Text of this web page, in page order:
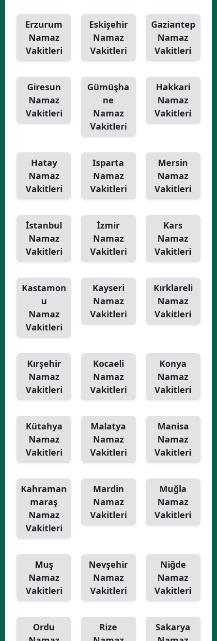
Erzurum
Namaz
Vakitleri
Eskişehir
Namaz
Vakitleri
Gaziantep
Namaz
Vakitleri
Giresun
Namaz
Vakitleri
Gümüşha
ne
Namaz
Vakitleri
Hakkari
Namaz
Vakitleri
Hatay
Namaz
Vakitleri
Isparta
Namaz
Vakitleri
Mersin
Namaz
Vakitleri
İstanbul
Namaz
Vakitleri
İzmir
Namaz
Vakitleri
Kars
Namaz
Vakitleri
Kastamon
u
Namaz
Vakitleri
Kayseri
Namaz
Vakitleri
Kırklareli
Namaz
Vakitleri
Kırşehir
Namaz
Vakitleri
Kocaeli
Namaz
Vakitleri
Konya
Namaz
Vakitleri
Kütahya
Namaz
Vakitleri
Malatya
Namaz
Vakitleri
Manisa
Namaz
Vakitleri
Kahraman
maraş
Namaz
Vakitleri
Mardin
Namaz
Vakitleri
Muğla
Namaz
Vakitleri
Muş
Namaz
Vakitleri
Nevşehir
Namaz
Vakitleri
Niğde
Namaz
Vakitleri
Ordu
Rize
Sakarya